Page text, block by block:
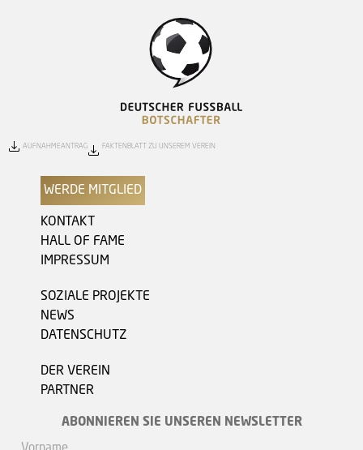
AUFNAHMEANTRAG FAKTENBLATT ZU UNSEREM VEREIN
WERDE MITGLIED
KONTAKT
HALL OF FAME
IMPRESSUM
SOZIALE PROJEKTE
NEWS
DATENSCHUTZ
DER VEREIN
PARTNER
ABONNIEREN SIE UNSEREN NEWSLETTER